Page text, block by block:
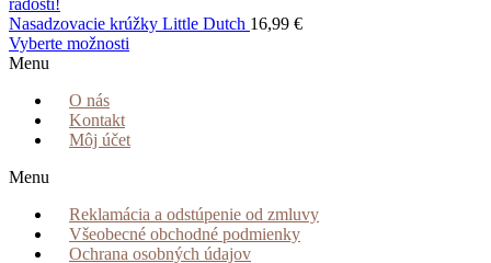
Nasadzovacie krúžky Little Dutch 16,99 €
Vyberte možnosti
Menu
O nás
Kontakt
Môj účet
Menu
Reklamácia a odstúpenie od zmluvy
Všeobecné obchodné podmienky
Ochrana osobných údajov